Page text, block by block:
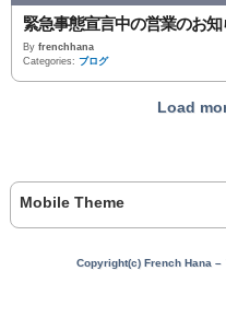
緊急事態宣言中の営業のお
By frenchhana
Categories: ブログ
Load
Mobile Theme
Copyright(c) French Hana –